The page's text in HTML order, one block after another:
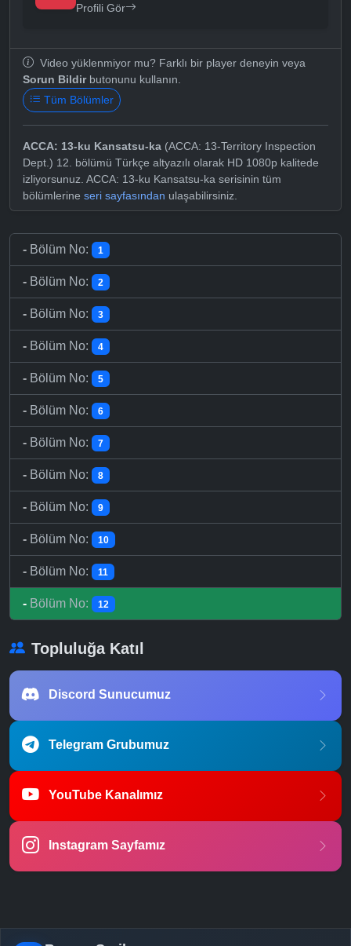
Profili Gör
Video yüklenmiyor mu? Farklı bir player deneyin veya
Sorun Bildirbutonunu kullanın.
Tüm Bölümler
ACCA: 13-ku Kansatsu-ka (ACCA: 13-Territory Inspection
Dept.) 12. bölümü Türkçe altyazılı olarak HD 1080p kalitede
izliyorsunuz. ACCA: 13-ku Kansatsu-ka serisinin tüm
bölümlerine seri sayfasından ulaşabilirsiniz.
- Bölüm No: 1
- Bölüm No: 2
- Bölüm No: 3
- Bölüm No: 4
- Bölüm No: 5
- Bölüm No: 6
- Bölüm No: 7
- Bölüm No: 8
- Bölüm No: 9
- Bölüm No: 10
- Bölüm No: 11
- Bölüm No: 12
Topluluğa Katıl
Discord Sunucumuz
Telegram Grubumuz
YouTube Kanalımız
Instagram Sayfamız